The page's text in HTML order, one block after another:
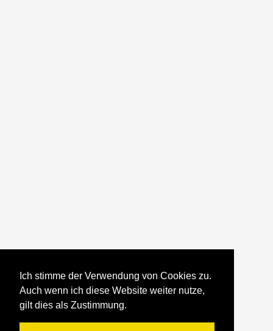
Ich stimme der Verwendung von Cookies zu.
Auch wenn ich diese Website weiter nutze,
gilt dies als Zustimmung.